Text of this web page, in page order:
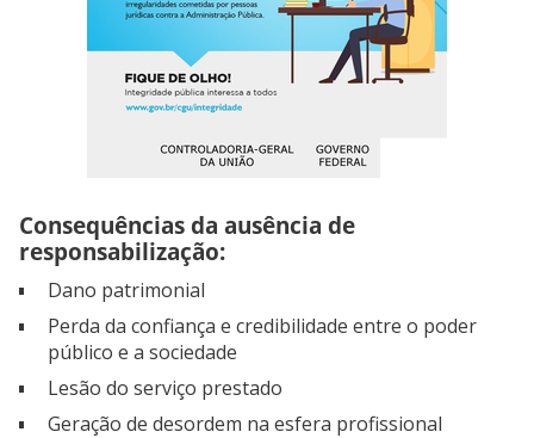
Consequências da ausência de
responsabilização:
Dano patrimonial
Perda da confiança e credibilidade entre o poder
público e a sociedade
Lesão do serviço prestado
Geração de desordem na esfera profissional